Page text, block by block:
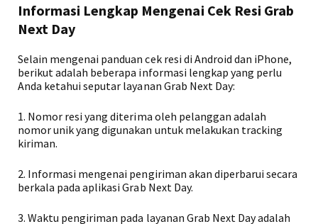
Informasi Lengkap Mengenai Cek Resi Grab
Next Day
Selain mengenai panduan cek resi di Android dan iPhone,
berikut adalah beberapa informasi lengkap yang perlu
Anda ketahui seputar layanan Grab Next Day:
1. Nomor resi yang diterima oleh pelanggan adalah
nomor unik yang digunakan untuk melakukan tracking
kiriman.
2. Informasi mengenai pengiriman akan diperbarui secara
berkala pada aplikasi Grab Next Day.
3. Waktu pengiriman pada layanan Grab Next Day adalah